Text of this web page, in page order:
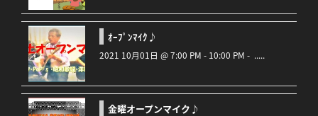
ｵｰﾌﾟﾝﾏｲｸ♪
2021 10月01日 @ 7:00 PM - 10:00 PM - .....
金曜オープンマイク♪